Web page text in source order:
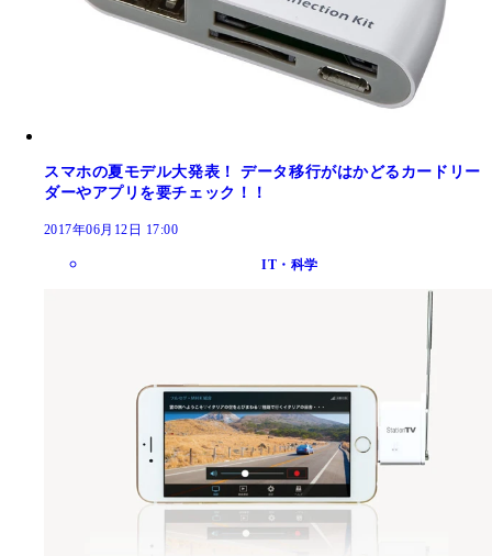
スマホの夏モデル大発表！ データ移行がはかどるカードリー
ダーやアプリを要チェック！！
2017年06月12日 17:00
IT・科学